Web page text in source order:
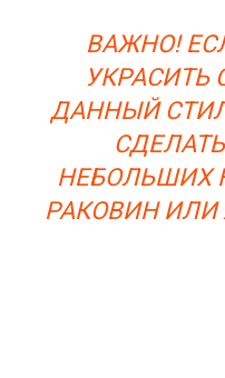
ВАЖНО!
УКРАСИТЬ
ДАННЫЙ
НЕБОЛЬШИХ
РАКОВИН